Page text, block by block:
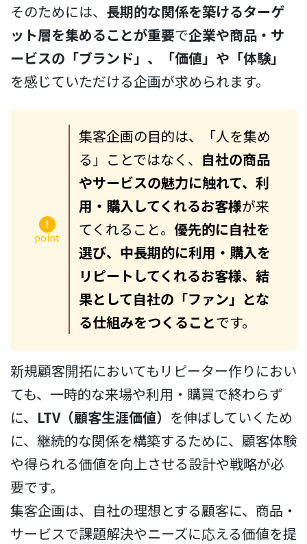
そのためには、 長期的な関係を築けるターゲ
ット層を集めることが重要で企業や商品・サ
ービスの「ブランド」、「価値」や「体験」
を感じていただける企画が求められます。
point
集客企画の目的は、「人を集め
る」ことではなく、 自社の商品
やサービスの魅力に触れて、利
用・購入してくれるお客様が来
てくれること。 優先的に自社を
選び、 中長期的に利用・購入を
リピートしてくれるお客様、結
果として自社の「ファン」とな
る仕組みをつくることです。
新規顧客開拓においてもリピーター作りにおい
ても、一時的な来場や利用・購買で終わらず
に、 LTV（顧客生涯価値） を伸ばしていくため
に、継続的な関係を構築するために、顧客体験
や得られる価値を向上させる設計や戦略が必
要です。
集客企画は、自社の理想とする顧客に、商品・
サービスで課題解決やニーズに応える価値を提